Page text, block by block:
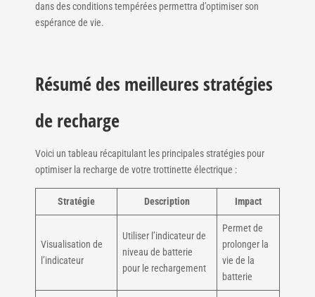
dans des conditions tempérées permettra d’optimiser son
espérance de vie.
Résumé des meilleures stratégies
de recharge
Voici un tableau récapitulant les principales stratégies pour
optimiser la recharge de votre trottinette électrique :
Stratégie Description Impact
Visualisation de
l’indicateur
Utiliser l’indicateur de
niveau de batterie
pour le rechargement
Permet de
prolonger la
vie de la
batterie